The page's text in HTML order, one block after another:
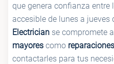
que genera confianza
accesible de lunes a jueves
Electrician se compromete
mayores como
contactarles para tus